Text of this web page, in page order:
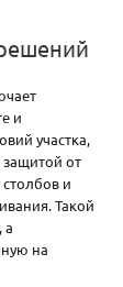
и
участка,
защитой от
и
Такой
а
на